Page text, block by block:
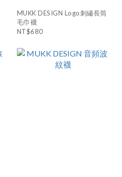
MUKK DESIGN Logo刺繡長筒
毛巾襪
NT$680